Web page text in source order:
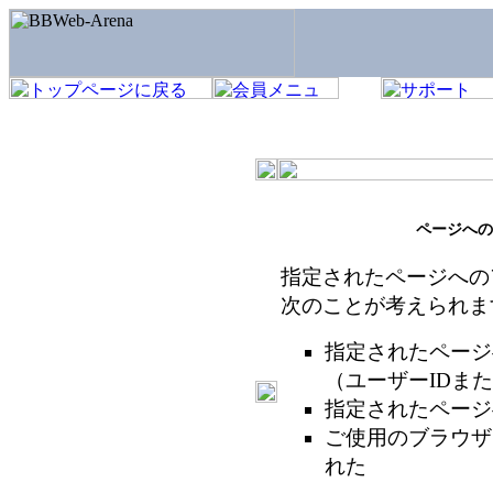
ページへ
指定されたページへ
次のことが考えられ
指定されたペー
（ユーザーIDま
指定されたペー
ご使用のブラウ
れた